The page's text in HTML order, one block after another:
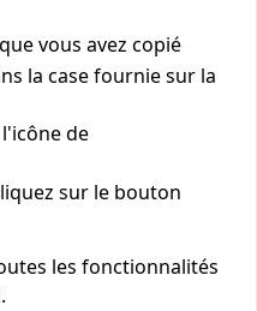
vous avez copié
la case fournie sur la
de
sur le bouton
les fonctionnalités